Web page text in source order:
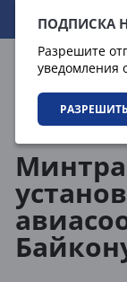
ПОДПИСКА
Разрешите
уведомления
РАЗРЕШИТЬ
09.08.2026